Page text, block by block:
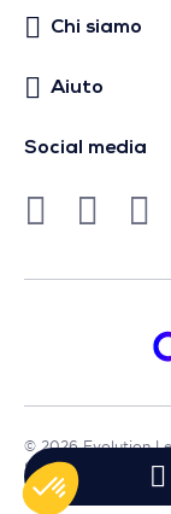
Chi siamo
Aiuto
Social media
© 2026 Evolution
SA - Sede in
- P.IVA